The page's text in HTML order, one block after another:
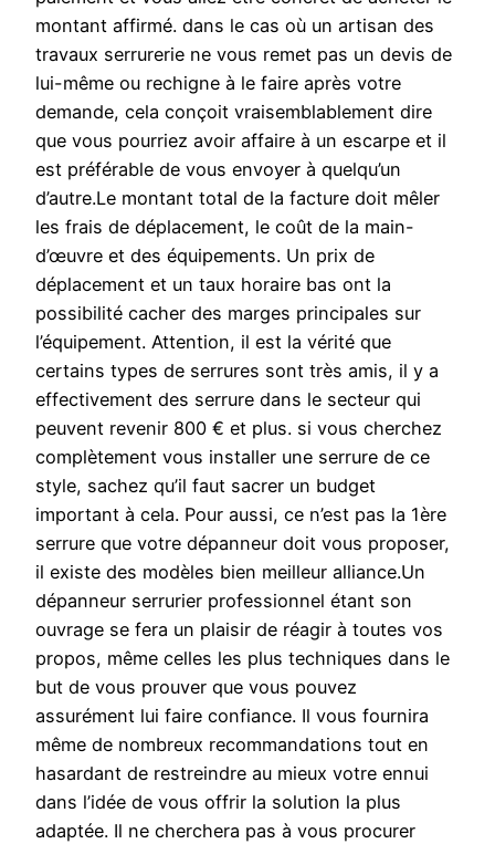
montant affirmé. dans le cas où un artisan des
travaux serrurerie ne vous remet pas un devis de
lui-même ou rechigne à le faire après votre
demande, cela conçoit vraisemblablement dire
que vous pourriez avoir affaire à un escarpe et il
est préférable de vous envoyer à quelqu’un
d’autre.Le montant total de la facture doit mêler
les frais de déplacement, le coût de la main-
d’œuvre et des équipements. Un prix de
déplacement et un taux horaire bas ont la
possibilité cacher des marges principales sur
l’équipement. Attention, il est la vérité que
certains types de serrures sont très amis, il y a
effectivement des serrure dans le secteur qui
peuvent revenir 800 € et plus. si vous cherchez
complètement vous installer une serrure de ce
style, sachez qu’il faut sacrer un budget
important à cela. Pour aussi, ce n’est pas la 1ère
serrure que votre dépanneur doit vous proposer,
il existe des modèles bien meilleur alliance.Un
dépanneur serrurier professionnel étant son
ouvrage se fera un plaisir de réagir à toutes vos
propos, même celles les plus techniques dans le
but de vous prouver que vous pouvez
assurément lui faire confiance. Il vous fournira
même de nombreux recommandations tout en
hasardant de restreindre au mieux votre ennui
dans l’idée de vous offrir la solution la plus
adaptée. Il ne cherchera pas à vous procurer